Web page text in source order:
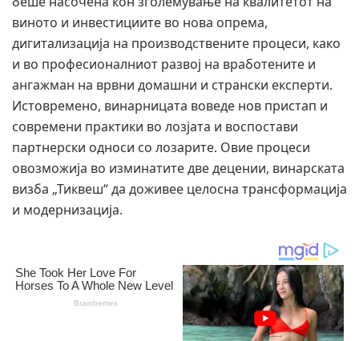
виното и инвестициите во нова опрема,
дигитализација на производствените процеси, како
и во професионалниот развој на вработените и
ангажман на врвни домашни и странски експерти.
Истовремено, винарницата воведе нов пристап и
современи практики во лозјата и воспостави
партнерски односи со лозарите. Овие процеси
овозможија во изминатите две децении, винарската
визба „Тиквеш“ да доживее целосна трансформација
и модернизација.